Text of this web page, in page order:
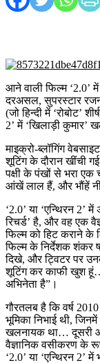
आने वाली फिल्म ‘2.0’
दरअसल, सुपरस्टार
(जो हिन्दी में ‘रोबोट’
2’ में ‘खिलाड़ी कुमार’
माइक्रो-ब्लॉगिंग
शूटिंग के दौरान खींची
पक्षी के पंखों से भरा
आंखें लाल हैं, और भौंहें
‘2.0’ या ‘एन्थिरन 2’
रिचर्ड’ है, और वह एक
फिल्म को हिट कराने के
फिल्म के निर्देशक शंकर
दिखे, और ट्विटर पर
शूटिंग कर काफी खुश
अभिनेता है”।
गौरतलब है कि वर्ष
भूमिका निभाई थी,
खलनायक था… दूसरी
वैज्ञानिक वसीकरण के
‘2.0’ या ‘एन्थिरन 2’